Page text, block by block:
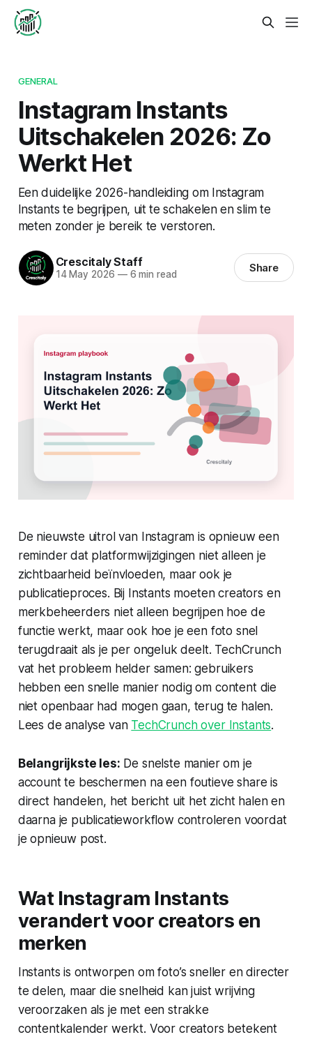
GENERAL
Instagram Instants
Uitschakelen 2026: Zo
Werkt Het
Een duidelijke 2026-handleiding om Instagram
Instants te begrijpen, uit te schakelen en slim te
meten zonder je bereik te verstoren.
Crescitaly Staff
14 May 2026 —6 min read Share
De nieuwste uitrol van Instagram is opnieuw een
reminder dat platformwijzigingen niet alleen je
zichtbaarheid beïnvloeden, maar ook je
publicatieproces. Bij Instants moeten creators en
merkbeheerders niet alleen begrijpen hoe de
functie werkt, maar ook hoe je een foto snel
terugdraait als je per ongeluk deelt. TechCrunch
vat het probleem helder samen: gebruikers
hebben een snelle manier nodig om content die
niet openbaar had mogen gaan, terug te halen.
Lees de analyse van TechCrunch over Instants.
Belangrijkste les: De snelste manier om je
account te beschermen na een foutieve share is
direct handelen, het bericht uit het zicht halen en
daarna je publicatieworkflow controleren voordat
je opnieuw post.
Wat Instagram Instants
verandert voor creators en
merken
Instants is ontworpen om foto’s sneller en directer
te delen, maar die snelheid kan juist wrijving
veroorzaken als je met een strakke
contentkalender werkt. Voor creators betekent